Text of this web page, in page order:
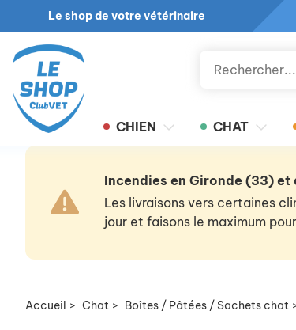
Le shop de votre vétérinaire
CHIEN CHAT
Incendies en Gironde (33)
Les livraisons vers certaines
jour et faisons le maximum
Accueil > Chat > Boîtes / Pâtées / Sachets chat